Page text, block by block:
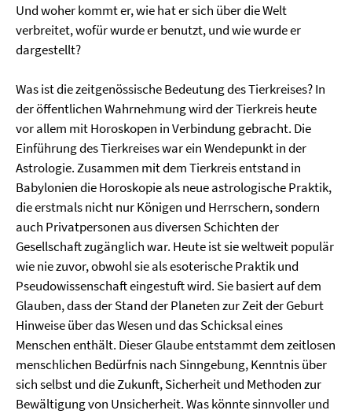
Und woher kommt er, wie hat er sich über die Welt
verbreitet, wofür wurde er benutzt, und wie wurde er
dargestellt?
Was ist die zeitgenössische Bedeutung des Tierkreises? In
der öffentlichen Wahrnehmung wird der Tierkreis heute
vor allem mit Horoskopen in Verbindung gebracht. Die
Einführung des Tierkreises war ein Wendepunkt in der
Astrologie. Zusammen mit dem Tierkreis entstand in
Babylonien die Horoskopie als neue astrologische Praktik,
die erstmals nicht nur Königen und Herrschern, sondern
auch Privatpersonen aus diversen Schichten der
Gesellschaft zugänglich war. Heute ist sie weltweit populär
wie nie zuvor, obwohl sie als esoterische Praktik und
Pseudowissenschaft eingestuft wird. Sie basiert auf dem
Glauben, dass der Stand der Planeten zur Zeit der Geburt
Hinweise über das Wesen und das Schicksal eines
Menschen enthält. Dieser Glaube entstammt dem zeitlosen
menschlichen Bedürfnis nach Sinngebung, Kenntnis über
sich selbst und die Zukunft, Sicherheit und Methoden zur
Bewältigung von Unsicherheit. Was könnte sinnvoller und